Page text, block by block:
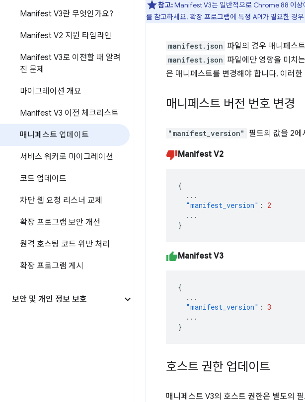
Manifest V3란 무엇인가요?
Manifest V2 지원 타임라인
Manifest V3로 이전할 때 알려
진 문제
마이그레이션 개요
Manifest V3 이전 체크리스트
매니페스트 업데이트
서비스 워커로 마이그레이션
코드 업데이트
차단 웹 요청 리스너 교체
확장 프로그램 보안 개선
원격 호스팅 코드 위반 처리
확장 프로그램 게시
보안 및 개인 정보 보호
참고:Manifest V3는 일반적으로 Chrome 88 이상
를 참고하세요. 확장 프로그램에 특정 API가 필요한 경
manifest.json 파일의 경우 매니페스
manifest.json 파일에만 영향을 미치
은 매니페스트를 변경해야 합니다. 이러
매니페스트 버전 번호 변경
"manifest_version" 필드의 값을 2에
Manifest V2
{
...
"manifest_version" :
2
...
}
Manifest V3
{
...
"manifest_version" : 3
...
}
호스트 권한 업데이트
매니페스트 V3의 호스트 권한은 별도의